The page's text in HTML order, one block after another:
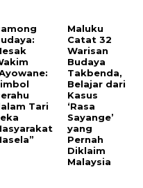
Tari
Maluku
Catat 32
Warisan
Budaya
Takbenda,
Belajar dari
Kasus
‘Rasa
Sayange’
yang
Pernah
Diklaim
Malaysia